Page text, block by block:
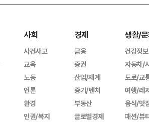
사회
사건사고
교육
노동
언론
환경
인권/복지
경제
금융
증권
산업/재계
중기/벤처
부동산
글로벌경제
생활/
건강정보
자동차/
도로/교
여행/레
음식/맛
패션/뷰